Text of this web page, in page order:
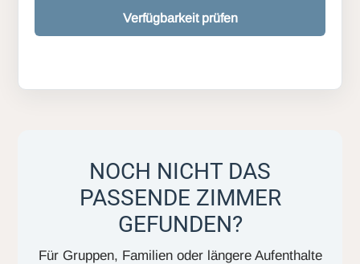
Verfügbarkeit prüfen
NOCH NICHT DAS
PASSENDE ZIMMER
GEFUNDEN?
Für Gruppen, Familien oder längere Aufenthalte